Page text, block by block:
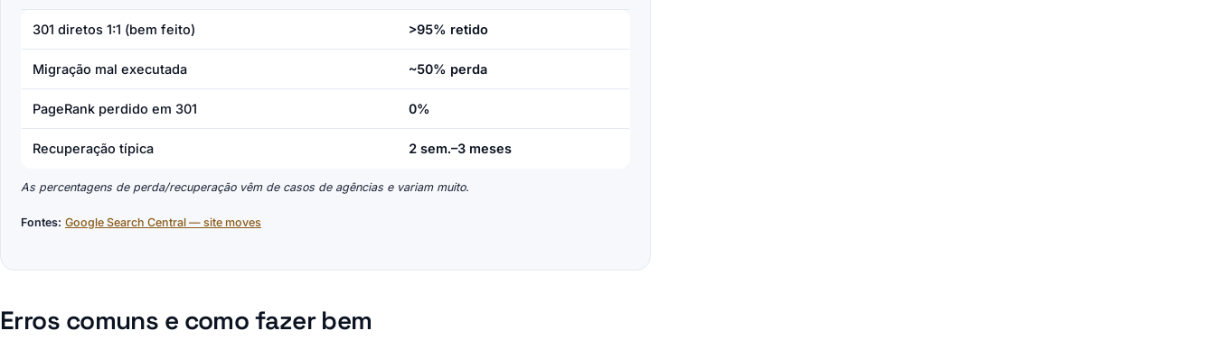
301 diretos 1:1 (bem feito) >95% retido
Migração mal executada ~50% perda
PageRank perdido em 301 0%
Recuperação típica 2 sem.–3 meses
As percentagens de perda/recuperação vêm de casos de agências e variam muito.
Fontes: Google Search Central — site moves
Erros comuns e como fazer bem